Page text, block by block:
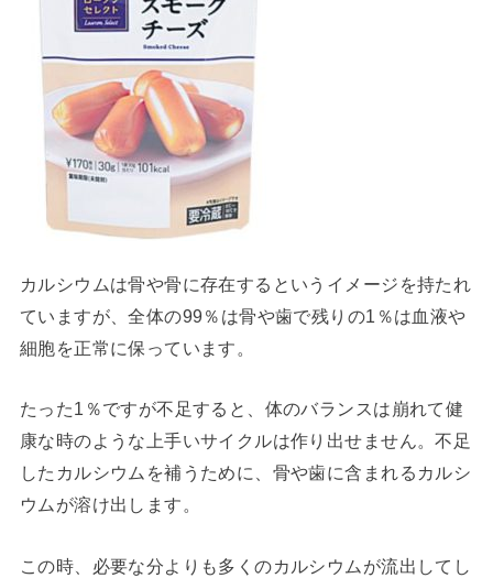
カルシウムは骨や骨に存在するというイメージを持たれ
ていますが、全体の99％は骨や歯で残りの1％は血液や
細胞を正常に保っています。
たった1％ですが不足すると、体のバランスは崩れて健
康な時のような上手いサイクルは作り出せません。不足
したカルシウムを補うために、骨や歯に含まれるカルシ
ウムが溶け出します。
この時、必要な分よりも多くのカルシウムが流出してし